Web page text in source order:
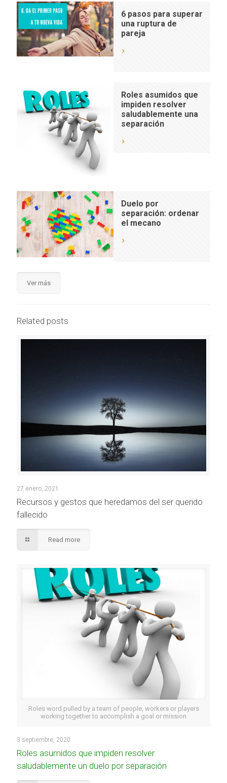
6 pasos para superar
una ruptura de
pareja
Roles asumidos que
impiden resolver
saludablemente una
separación
Duelo por
separación: ordenar
el mecano
Ver más
Related posts
27 enero, 2021
Recursos y gestos que heredamos del ser querido
fallecido
Read more
Roles word pulled by a team of people, workers or players
working together to accomplish a goal or mission
3 septiembre, 2020
Roles asumidos que impiden resolver
saludablemente un duelo por separación